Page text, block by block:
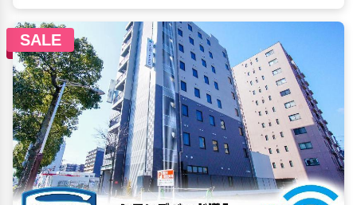
SALE